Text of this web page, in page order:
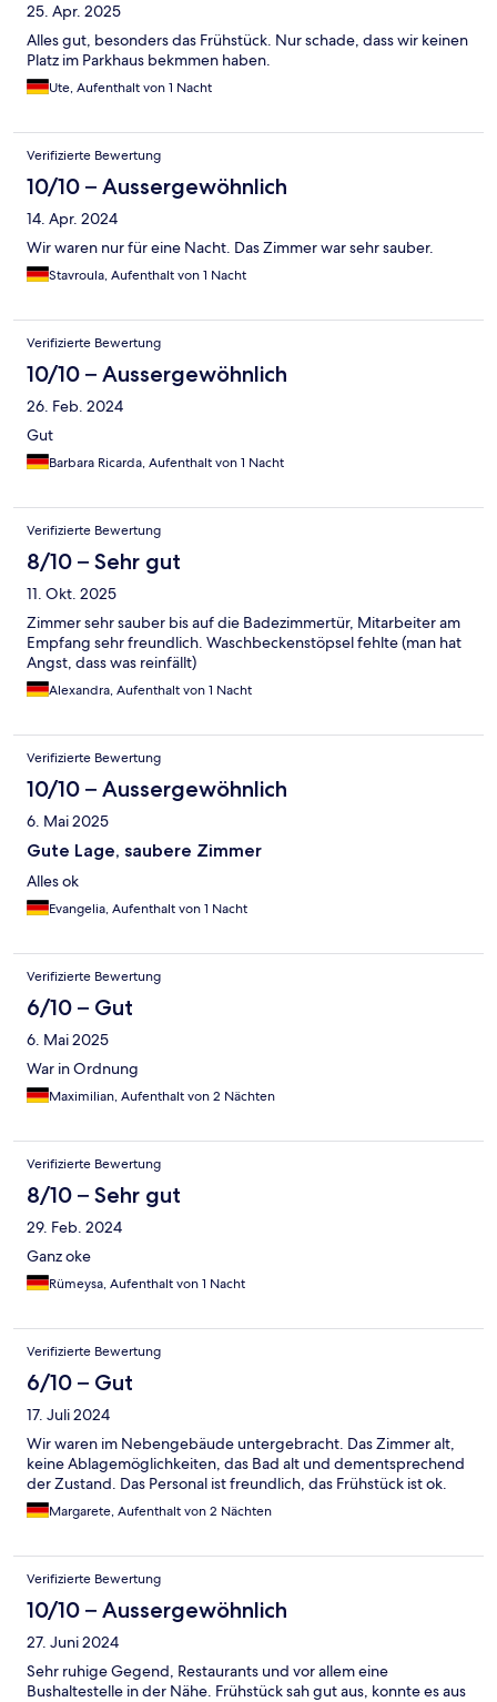
25. Apr. 2025
Alles gut, besonders das Frühstück. Nur schade, dass wir keinen
Platz im Parkhaus bekmmen haben.
Ute, Aufenthalt von 1 Nacht
Verifizierte Bewertung
10/10 – Aussergewöhnlich
14. Apr. 2024
Wir waren nur für eine Nacht. Das Zimmer war sehr sauber.
Stavroula, Aufenthalt von 1 Nacht
Verifizierte Bewertung
10/10 – Aussergewöhnlich
26. Feb. 2024
Gut
Barbara Ricarda, Aufenthalt von 1 Nacht
Verifizierte Bewertung
8/10 – Sehr gut
11. Okt. 2025
Zimmer sehr sauber bis auf die Badezimmertür, Mitarbeiter am
Empfang sehr freundlich. Waschbeckenstöpsel fehlte (man hat
Angst, dass was reinfällt)
Alexandra, Aufenthalt von 1 Nacht
Verifizierte Bewertung
10/10 – Aussergewöhnlich
6. Mai 2025
Gute Lage, saubere Zimmer
Alles ok
Evangelia, Aufenthalt von 1 Nacht
Verifizierte Bewertung
6/10 – Gut
6. Mai 2025
War in Ordnung
Maximilian, Aufenthalt von 2 Nächten
Verifizierte Bewertung
8/10 – Sehr gut
29. Feb. 2024
Ganz oke
Rümeysa, Aufenthalt von 1 Nacht
Verifizierte Bewertung
6/10 – Gut
17. Juli 2024
Wir waren im Nebengebäude untergebracht. Das Zimmer alt,
keine Ablagemöglichkeiten, das Bad alt und dementsprechend
der Zustand. Das Personal ist freundlich, das Frühstück ist ok.
Margarete, Aufenthalt von 2 Nächten
Verifizierte Bewertung
10/10 – Aussergewöhnlich
27. Juni 2024
Sehr ruhige Gegend, Restaurants und vor allem eine
Bushaltestelle in der Nähe. Frühstück sah gut aus, konnte es aus